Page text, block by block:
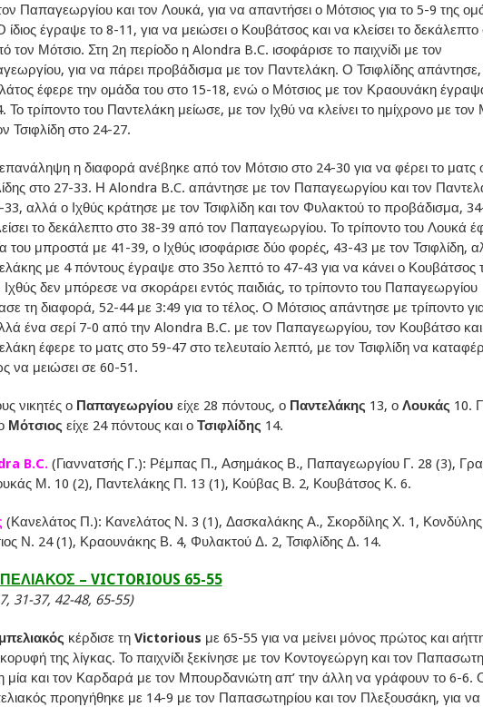
Παπαγεωργίου και τον Λουκά, για να απαντήσει ο Μότσιος για το 5-9 της
ίδιος έγραψε το 8-11, για να μειώσει ο Κουβάτσος και να κλείσει το
τον Μότσιο. Στη 2η περίοδο η Alondra B.C. ισοφάρισε το παιχνίδι με τον
για να πάρει προβάδισμα με τον Παντελάκη. Ο Τσιφλίδης
έφερε την ομάδα του στο 15-18, ενώ ο Μότσιος με τον Κραουνάκη
Το τρίποντο του Παντελάκη μείωσε, με τον Ιχθύ να κλείνει το ημίχρονο με τον
Τσιφλίδη στο 24-27.
η διαφορά ανέβηκε από τον Μότσιο στο 24-30 για να φέρει το ματς
στο 27-33. Η Alondra B.C. απάντησε με τον Παπαγεωργίου και τον
33, αλλά ο Ιχθύς κράτησε με τον Τσιφλίδη και τον Φυλακτού το προβάδισμα,
το δεκάλεπτο στο 38-39 από τον Παπαγεωργίου. Το τρίποντο του Λουκά
του μπροστά με 41-39, ο Ιχθύς ισοφάρισε δύο φορές, 43-43 με τον Τσιφλίδη,
με 4 πόντους έγραψε στο 35ο λεπτό το 47-43 για να κάνει ο Κουβάτσος
δεν μπόρεσε να σκοράρει εντός παιδιάς, το τρίποντο του Παπαγεωργίου
τη διαφορά, 52-44 με 3:49 για το τέλος. Ο Μότσιος απάντησε με τρίποντο
ένα σερί 7-0 από την Alondra B.C. με τον Παπαγεωργίου, τον Κουβάτσο και
έφερε το ματς στο 59-47 στο τελευταίο λεπτό, με τον Τσιφλίδη να
να μειώσει σε 60-51.
νικητές ο Παπαγεωργίου είχε 28 πόντους, ο Παντελάκης 13, ο Λουκάς 10.
Μότσιος είχε 24 πόντους και ο Τσιφλίδης 14.
B.C. (Γιαννατσής Γ.): Ρέμπας Π., Ασημάκος Β., Παπαγεωργίου Γ. 28 (3),
Μ. 10 (2), Παντελάκης Π. 13 (1), Κούβας Β. 2, Κουβάτσος Κ. 6.
(Κανελάτος Π.): Κανελάτος Ν. 3 (1), Δασκαλάκης Α., Σκορδίλης Χ. 1,
Ν. 24 (1), Κραουνάκης Β. 4, Φυλακτού Δ. 2, Τσιφλίδης Δ. 14.
– VICTORIOUS 65-55
31-37, 42-48, 65-55)
κέρδισε τη Victorious με 65-55 για να μείνει μόνος πρώτος και
της λίγκας. Το παιχνίδι ξεκίνησε με τον Κοντογεώργη και τον
μία και τον Καρδαρά με τον Μπουρδανιώτη απ’ την άλλη να γράφουν το 6-6.
προηγήθηκε με 14-9 με τον Παπασωτηρίου και τον Πλεξουσάκη, για να